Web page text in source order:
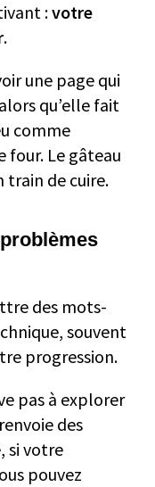
:votre
.
une page qui
qu’elle fait
comme
four. Le gâteau
train de cuire.
des mots-
souvent
progression.
pas à explorer
des
si votre
pouvez